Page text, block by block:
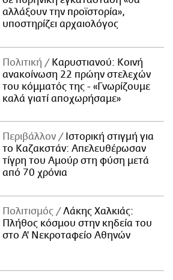
αλλάξουν την προϊστορία»,
υποστηρίζει αρχαιολόγος
Πολιτική
Καρυστιανού: Κοινή
ανακοίνωση 22 πρώην στελεχών
του κόμματός της - «Γνωρίζουμε
καλά γιατί αποχωρήσαμε»
Περιβάλλον
Ιστορική στιγμή για
το Καζακστάν: Απελευθέρωσαν
τίγρη του Αμούρ στη φύση μετά
από 70 χρόνια
Πολιτισμός
Λάκης Χαλκιάς:
Πλήθος κόσμου στην κηδεία του
στο Α' Νεκροταφείο Αθηνών